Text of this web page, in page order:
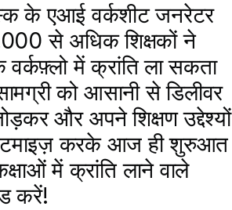
के एआई वर्कशीट जनरेटर
से अधिक शिक्षकों ने
में क्रांति ला सकता
को आसानी से डिलीवर
और अपने शिक्षण उद्देश्यों
करके आज ही शुरुआत
में क्रांति लाने वाले
करें!